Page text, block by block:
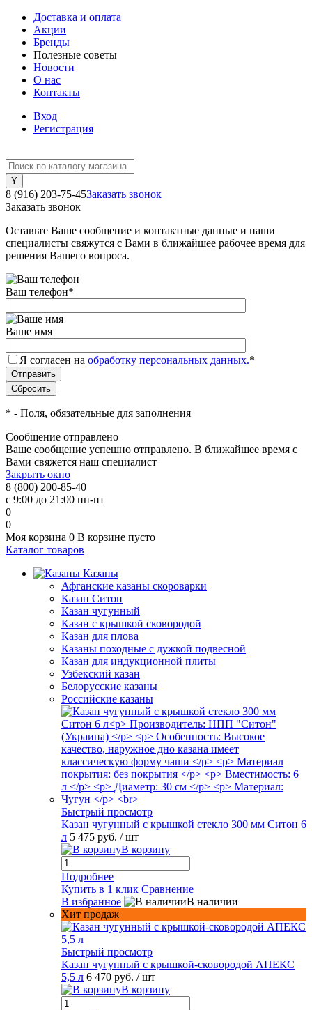
Доставка и оплата
Акции
Бренды
Полезные советы
Новости
О нас
Контакты
Вход
Регистрация
8 (916) 203-75-45Заказать звонок
Заказать звонок
Оставьте Ваше сообщение и контактные данные и наши
специалисты свяжутся с Вами в ближайшее рабочее время для
решения Вашего вопроса.
Ваш телефон*
Ваше имя
Я согласен на обработку персональных данных.*
* - Поля, обязательные для заполнения
Сообщение отправлено
Ваше сообщение успешно отправлено. В ближайшее время с
Вами свяжется наш специалист
Закрыть окно
8 (800) 200-85-40
с 9:00 до 21:00 пн-пт
0
0
Моя корзина 0 В корзине пусто
Каталог товаров
Казаны
Афганские казаны скороварки
Казан Ситон
Казан чугунный
Казан с крышкой сковородой
Казан для плова
Казаны походные с дужкой подвесной
Казан для индукционной плиты
Узбекский казан
Белорусские казаны
Российские казаны
Быстрый просмотр
Казан чугунный с крышкой стекло 300 мм Ситон 6
л 5 475 руб. / шт
В корзину
Подробнее
Купить в 1 клик Сравнение
В избранное
В наличии
Хит продаж
Быстрый просмотр
Казан чугунный с крышкой-сковородой АПЕКС
5,5 л 6 470 руб. / шт
В корзину